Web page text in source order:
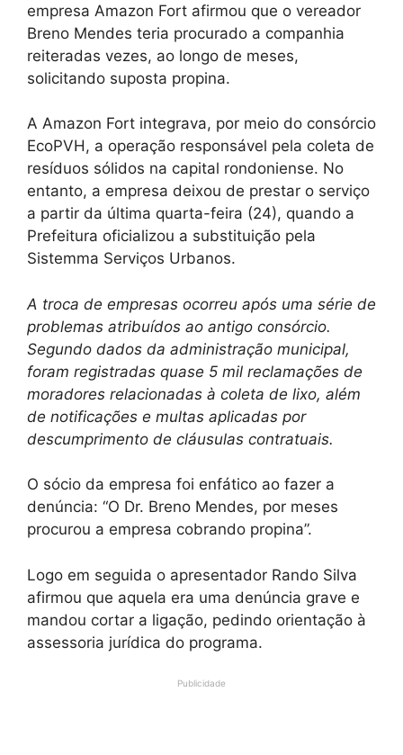
empresa Amazon Fort afirmou que o vereador
Breno Mendes teria procurado a companhia
reiteradas vezes, ao longo de meses,
solicitando suposta propina.
A Amazon Fort integrava, por meio do consórcio
EcoPVH, a operação responsável pela coleta de
resíduos sólidos na capital rondoniense. No
entanto, a empresa deixou de prestar o serviço
a partir da última quarta-feira (24), quando a
Prefeitura oficializou a substituição pela
Sistemma Serviços Urbanos.
A troca de empresas ocorreu após uma série de
problemas atribuídos ao antigo consórcio.
Segundo dados da administração municipal,
foram registradas quase 5 mil reclamações de
moradores relacionadas à coleta de lixo, além
de notificações e multas aplicadas por
descumprimento de cláusulas contratuais.
O sócio da empresa foi enfático ao fazer a
denúncia: “O Dr. Breno Mendes, por meses
procurou a empresa cobrando propina”.
Logo em seguida o apresentador Rando Silva
afirmou que aquela era uma denúncia grave e
mandou cortar a ligação, pedindo orientação à
assessoria jurídica do programa.
Publicidade